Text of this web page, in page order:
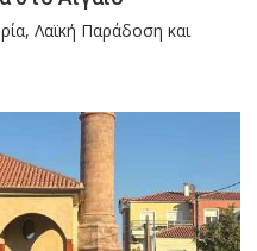
Λαϊκή Παράδοση και